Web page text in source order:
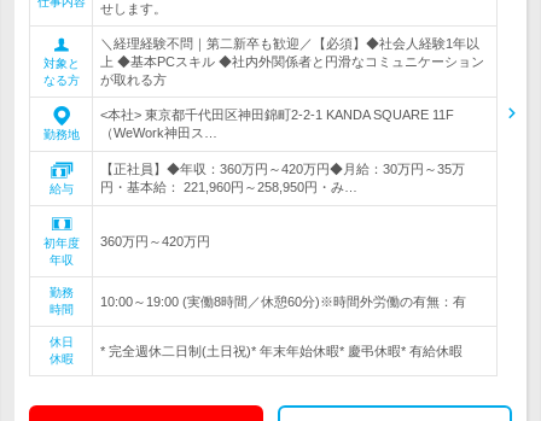
せします。
対象と
なる方
＼経理経験不問｜第二新卒も歓迎／【必須】◆社会人経験1年以
上 ◆基本PCスキル ◆社内外関係者と円滑なコミュニケーション
が取れる方
勤務地
<本社> 東京都千代田区神田錦町2-2-1 KANDA SQUARE 11F
（WeWork神田ス…
給与
【正社員】◆年収：360万円～420万円◆月給：30万円～35万
円・基本給： 221,960円～258,950円・み…
初年度
年収
360万円～420万円
勤務
時間
10:00～19:00 (実働8時間／休憩60分)※時間外労働の有無：有
休日
休暇
* 完全週休二日制(土日祝)* 年末年始休暇* 慶弔休暇* 有給休暇